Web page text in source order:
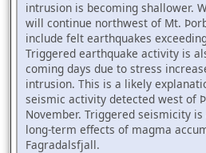
intrusion is becoming shallower.
will continue northwest of Mt.
include felt earthquakes
Triggered earthquake activity is
coming days due to stress
intrusion. This is a likely
seismic activity detected west of
November. Triggered seismicity
long-term effects of magma
Fagradalsfjall.